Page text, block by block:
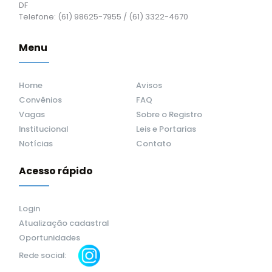
DF
Telefone: (61) 98625-7955 / (61) 3322-4670
Menu
Home
Avisos
Convênios
FAQ
Vagas
Sobre o Registro
Institucional
Leis e Portarias
Notícias
Contato
Acesso rápido
Login
Atualização cadastral
Oportunidades
Rede social: